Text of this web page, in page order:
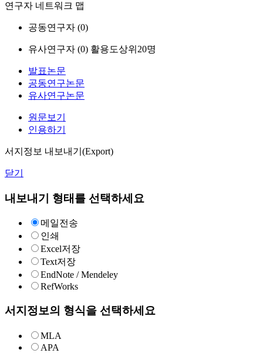
연구자 네트워크 맵
공동연구자 (0)
유사연구자 (0) 활용도상위20명
발표논문
공동연구논문
유사연구논문
원문보기
인용하기
서지정보 내보내기(Export)
닫기
내보내기 형태를 선택하세요
메일전송
인쇄
Excel저장
Text저장
EndNote / Mendeley
RefWorks
서지정보의 형식을 선택하세요
MLA
APA